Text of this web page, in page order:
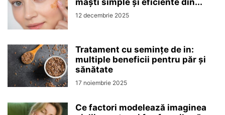
măști simple și eficiente din...
12 decembrie 2025
Tratament cu semințe de in:
multiple beneficii pentru păr și
sănătate
17 noiembrie 2025
Ce factori modelează imaginea